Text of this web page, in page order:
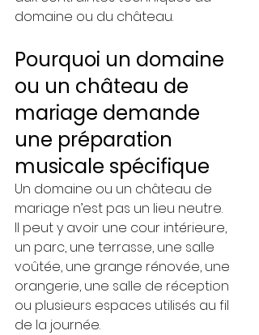
domaine ou du château.
Pourquoi un domaine
ou un château de
mariage demande
une préparation
musicale spécifique
Un domaine ou un château de
mariage n’est pas un lieu neutre.
Il peut y avoir une cour intérieure,
un parc, une terrasse, une salle
voûtée, une grange rénovée, une
orangerie, une salle de réception
ou plusieurs espaces utilisés au fil
de la journée.